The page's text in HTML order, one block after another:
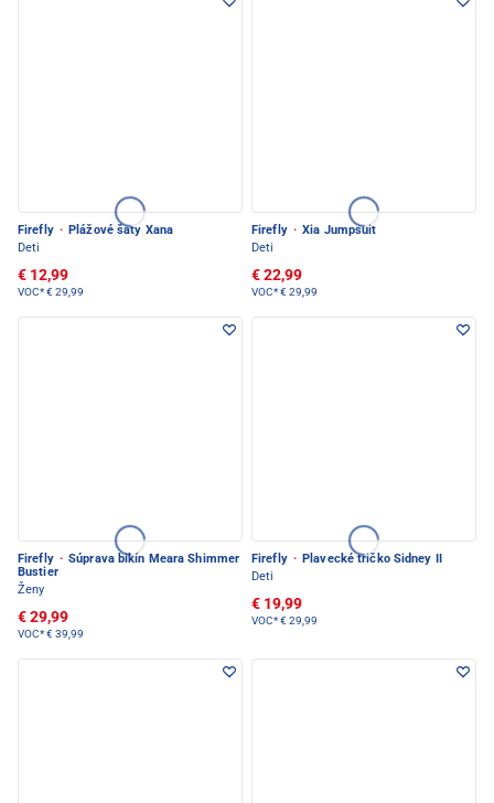
Firefly · Plážové šaty Xana
Deti
€ 12,99
VOC*€ 29,99
Firefly · Xia Jumpsuit
Deti
€ 22,99
VOC*€ 29,99
Firefly · Súprava bikín Meara Shimmer
Bustier
Ženy
€ 29,99
VOC*€ 39,99
Firefly · Plavecké tričko Sidney II
Deti
€ 19,99
VOC*€ 29,99